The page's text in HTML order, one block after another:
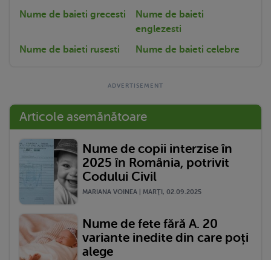
Nume de baieti grecesti
Nume de baieti
englezesti
Nume de baieti rusesti
Nume de baieti celebre
Articole asemănătoare
Nume de copii interzise în
2025 în România, potrivit
Codului Civil
MARIANA VOINEA | MARŢI, 02.09.2025
Nume de fete fără A. 20
variante inedite din care poți
alege